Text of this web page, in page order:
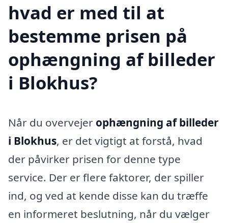
hvad er med til at
bestemme prisen på
ophængning af billeder
i Blokhus?
Når du overvejer ophængning af billeder
i Blokhus, er det vigtigt at forstå, hvad
der påvirker prisen for denne type
service. Der er flere faktorer, der spiller
ind, og ved at kende disse kan du træffe
en informeret beslutning, når du vælger